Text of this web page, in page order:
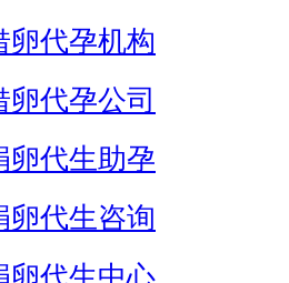
卵代孕机构
卵代孕公司
卵代生助孕
卵代生咨询
卵代生中心